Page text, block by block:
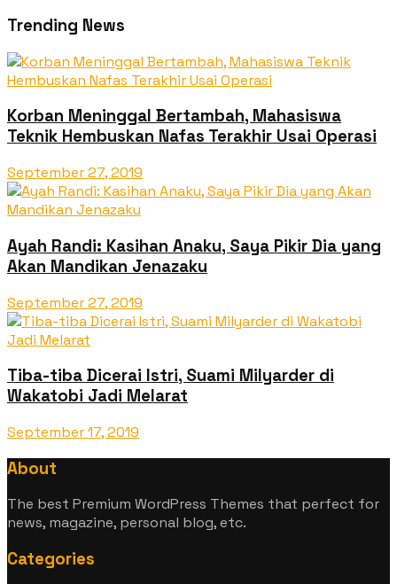
Trending News
Korban Meninggal Bertambah, Mahasiswa
Teknik Hembuskan Nafas Terakhir Usai Operasi
September 27, 2019
Ayah Randi: Kasihan Anaku, Saya Pikir Dia yang
Akan Mandikan Jenazaku
September 27, 2019
Tiba-tiba Dicerai Istri, Suami Milyarder di
Wakatobi Jadi Melarat
September 17, 2019
About
The best Premium WordPress Themes that perfect for
news, magazine, personal blog, etc.
Categories